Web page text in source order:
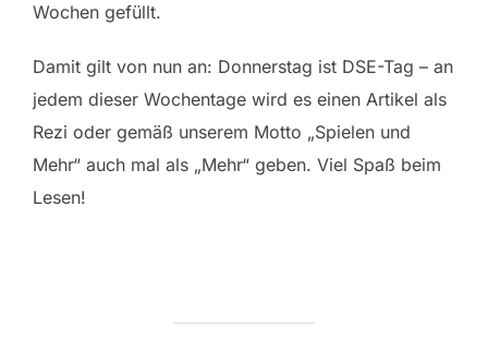
Wochen gefüllt.
Damit gilt von nun an: Donnerstag ist DSE-Tag – an
jedem dieser Wochentage wird es einen Artikel als
Rezi oder gemäß unserem Motto „Spielen und
Mehr“ auch mal als „Mehr“ geben. Viel Spaß beim
Lesen!